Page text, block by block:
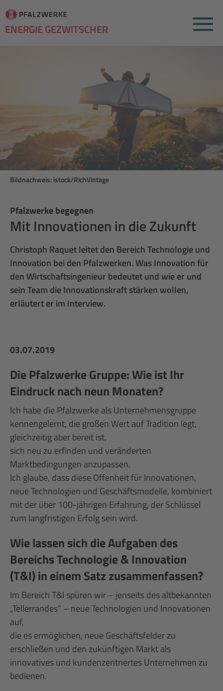
ENERGIE GEZWITSCHER Menu
Pfalzwerke begegnen
Mit Innovationen in die Zukunft
Christoph Raquet leitet den Bereich Technologie und
Innovation bei den Pfalzwerken. Was Innovation für
den Wirtschaftsingenieur bedeutet und wie er und
sein Team die Innovationskraft stärken wollen,
erläutert er im Interview.
Bildnachweis: istock/RichVintage
03.07.2019
Die Pfalzwerke Gruppe: Wie ist Ihr
Eindruck nach neun Monaten?
Ich habe die Pfalzwerke als Unternehmensgruppe
kennengelernt, die großen Wert auf Tradition legt,
gleichzeitig aber bereit ist,
sich neu zu erfinden und veränderten
Marktbedingungen anzupassen.
Ich glaube, dass diese Offenheit für Innovationen,
neue Technologien und Geschäftsmodelle, kombiniert
mit der über 100-jährigen Erfahrung, der Schlüssel
zum langfristigen Erfolg sein wird.
Wie lassen sich die Aufgaben des
Bereichs Technologie & Innovation
(T&I) in einem Satz zusammenfassen?
Im Bereich T&I spüren wir – jenseits des altbekannten
„Tellerrandes“ – neue Technologien und Innovationen
auf,
die es ermöglichen, neue Geschäftsfelder zu
erschließen und den zukünftigen Markt als
innovatives und kundenzentriertes Unternehmen zu
bedienen.